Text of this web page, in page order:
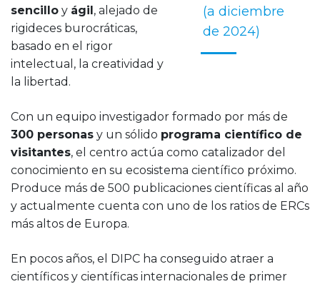
(a diciembre
de 2024)
sencillo y ágil, alejado de
rigideces burocráticas,
basado en el rigor
intelectual, la creatividad y
la libertad.
Con un equipo investigador formado por más de
300 personas y un sólido programa científico de
visitantes, el centro actúa como catalizador del
conocimiento en su ecosistema científico próximo.
Produce más de 500 publicaciones científicas al año
y actualmente cuenta con uno de los ratios de ERCs
más altos de Europa.
En pocos años, el DIPC ha conseguido atraer a
científicos y científicas internacionales de primer